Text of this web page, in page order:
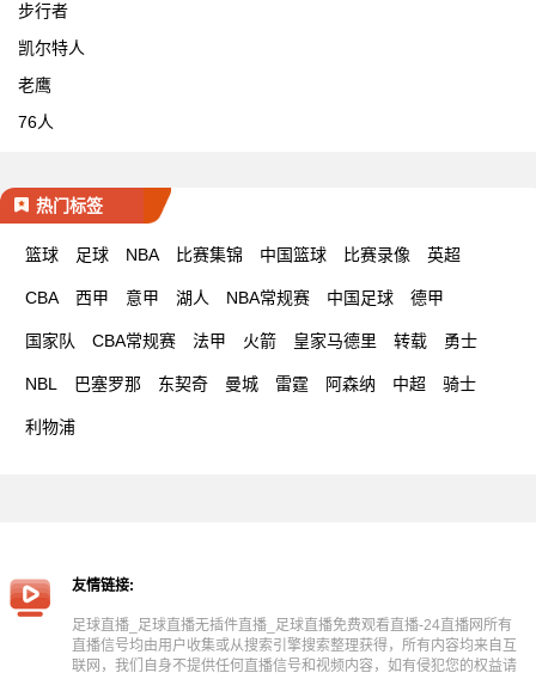
步行者
凯尔特人
老鹰
76人
热门标签
篮球 足球 NBA 比赛集锦 中国篮球 比赛录像 英超
CBA 西甲 意甲 湖人 NBA常规赛 中国足球 德甲
国家队 CBA常规赛 法甲 火箭 皇家马德里 转载 勇士
NBL 巴塞罗那 东契奇 曼城 雷霆 阿森纳 中超 骑士
利物浦
友情链接:
足球直播_足球直播无插件直播_足球直播免费观看直播-24直播网所有
直播信号均由用户收集或从搜索引擎搜索整理获得，所有内容均来自互
联网，我们自身不提供任何直播信号和视频内容，如有侵犯您的权益请